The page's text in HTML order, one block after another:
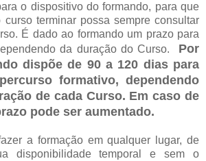
o dispositivo do formando, para que
terminar possa sempre consultar
É dado ao formando um prazo para
da duração do Curso. Por
dispõe de 90 a 120 dias para
formativo, dependendo
de cada Curso. Em caso de
pode ser aumentado.
a formação em qualquer lugar, de
disponibilidade temporal e sem o